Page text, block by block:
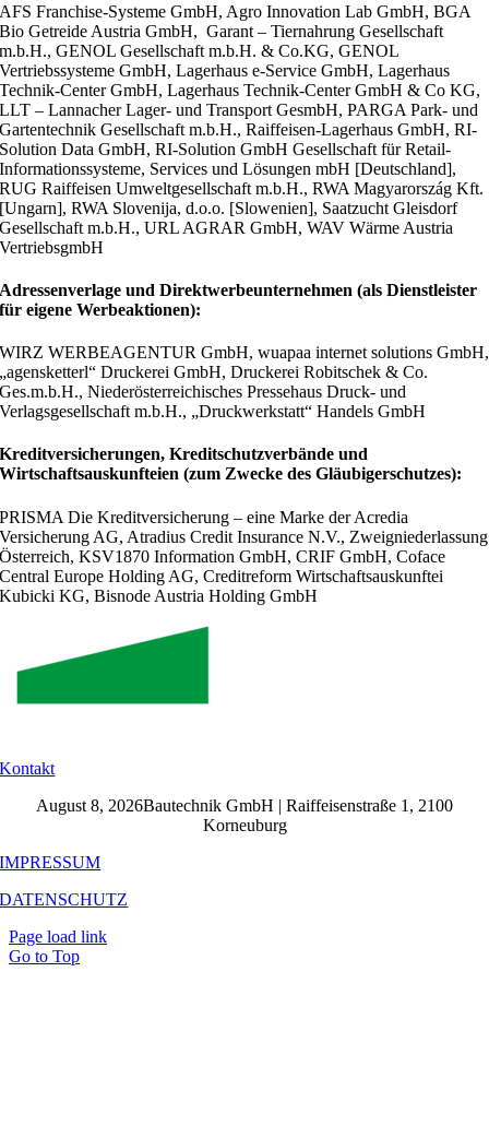
AFS Franchise-Systeme GmbH, Agro Innovation Lab GmbH, BGA
Bio Getreide Austria GmbH, Garant – Tiernahrung Gesellschaft
m.b.H., GENOL Gesellschaft m.b.H. & Co.KG, GENOL
Vertriebssysteme GmbH, Lagerhaus e-Service GmbH, Lagerhaus
Technik-Center GmbH, Lagerhaus Technik-Center GmbH & Co KG,
LLT – Lannacher Lager- und Transport GesmbH, PARGA Park- und
Gartentechnik Gesellschaft m.b.H., Raiffeisen-Lagerhaus GmbH, RI-
Solution Data GmbH, RI-Solution GmbH Gesellschaft für Retail-
Informationssysteme, Services und Lösungen mbH [Deutschland],
RUG Raiffeisen Umweltgesellschaft m.b.H., RWA Magyarország Kft.
[Ungarn], RWA Slovenija, d.o.o. [Slowenien], Saatzucht Gleisdorf
Gesellschaft m.b.H., URL AGRAR GmbH, WAV Wärme Austria
VertriebsgmbH
Adressenverlage und Direktwerbeunternehmen (als Dienstleister
für eigene Werbeaktionen):
WIRZ WERBEAGENTUR GmbH, wuapaa internet solutions GmbH,
„agensketterl“ Druckerei GmbH, Druckerei Robitschek & Co.
Ges.m.b.H., Niederösterreichisches Pressehaus Druck- und
Verlagsgesellschaft m.b.H., „Druckwerkstatt“ Handels GmbH
Kreditversicherungen, Kreditschutzverbände und
Wirtschaftsauskunfteien (zum Zwecke des Gläubigerschutzes):
PRISMA Die Kreditversicherung – eine Marke der Acredia
Versicherung AG, Atradius Credit Insurance N.V., Zweigniederlassung
Österreich, KSV1870 Information GmbH, CRIF GmbH, Coface
Central Europe Holding AG, Creditreform Wirtschaftsauskunftei
Kubicki KG, Bisnode Austria Holding GmbH
Kontakt
August 8, 2026Bautechnik GmbH | Raiffeisenstraße 1, 2100
Korneuburg
IMPRESSUM
DATENSCHUTZ
Page load link
Go to Top